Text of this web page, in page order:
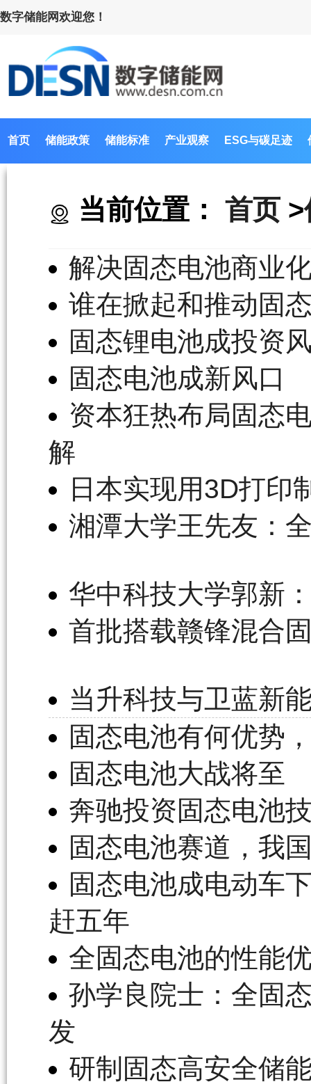
数字储能网欢迎您！
首页 储能政策 储能标准 产业观察 ESG与碳足迹
当前位置： 首页 >
解决固态电池商业
谁在掀起和推动固
固态锂电池成投资
固态电池成新风口
资本狂热布局固态
解
日本实现用3D打印
湘潭大学王先友：
华中科技大学郭新
首批搭载赣锋混合
当升科技与卫蓝新
固态电池有何优势
固态电池大战将至
奔驰投资固态电池
固态电池赛道，我
固态电池成电动车
赶五年
全固态电池的性能
孙学良院士：全固
发
研制固态高安全储